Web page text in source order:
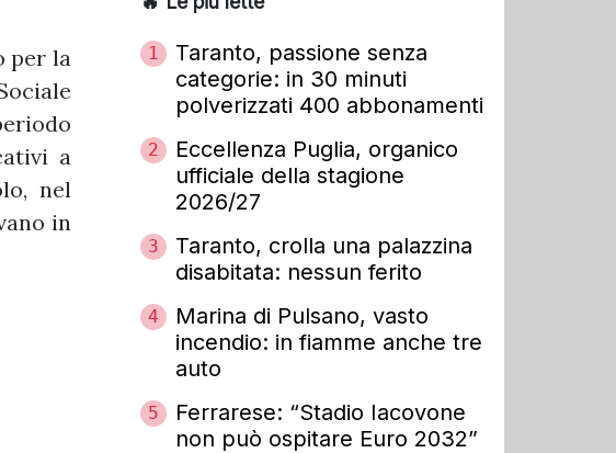
per la
a
nel
in
1
Taranto, passione senza
categorie: in 30 minuti
polverizzati 400 abbonamenti
2
Eccellenza Puglia, organico
ufficiale della stagione
2026/27
3
Taranto, crolla una palazzina
disabitata: nessun ferito
4
Marina di Pulsano, vasto
incendio: in fiamme anche tre
auto
5
Ferrarese: “Stadio Iacovone
non può ospitare Euro 2032”